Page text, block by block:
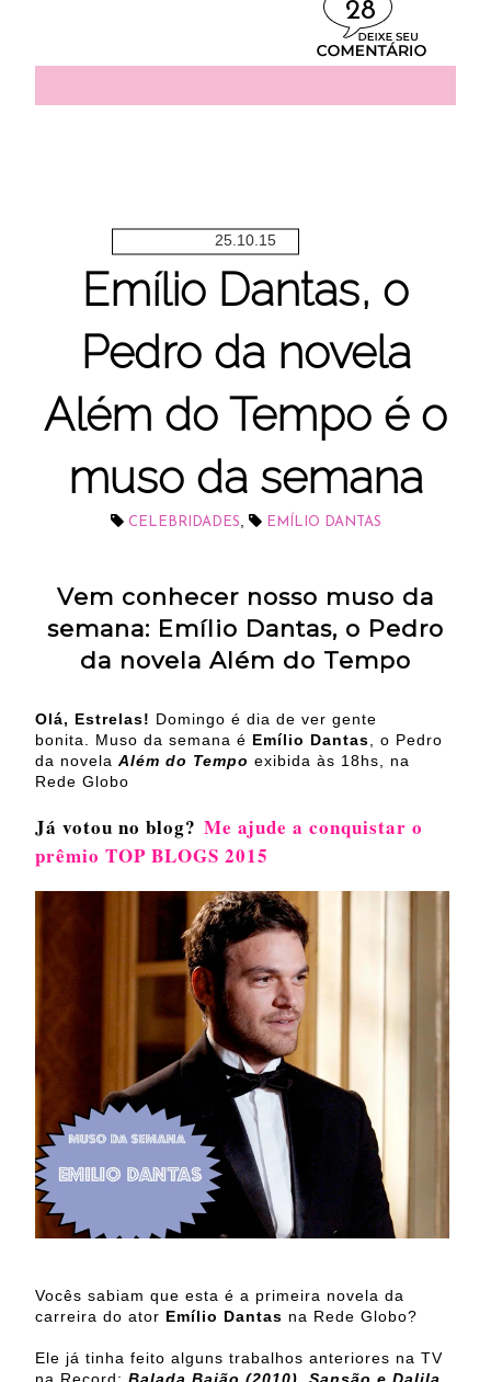
28
25.10.15
Emílio Dantas, o
Pedro da novela
Além do Tempo é o
muso da semana
CELEBRIDADES, EMÍLIO DANTAS
Vem conhecer nosso muso da
semana: Emílio Dantas, o Pedro
da novela Além do Tempo
Olá, Estrelas! Domingo é dia de ver gente
bonita. Muso da semana é Emílio Dantas , o Pedro
da novela Além do Tempo exibida às 18hs, na
Rede Globo
Já votou no blog? Me ajude a conquistar o
prêmio TOP BLOGS 2015
Vocês sabiam que esta é a primeira novela da
carreira do ator Emílio Dantas na Rede Globo?
Ele já tinha feito alguns trabalhos anteriores na TV